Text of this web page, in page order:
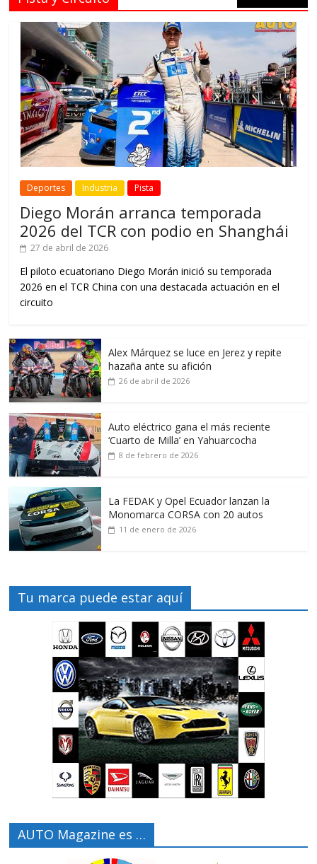
Deportes Industria Pista
Diego Morán arranca temporada
2026 del TCR con podio en Shanghái
27 de abril de 2026
El piloto ecuatoriano Diego Morán inició su temporada
2026 en el TCR China con una destacada actuación en el
circuito
Alex Márquez se luce en Jerez y repite
hazaña ante su afición
26 de abril de 2026
Auto eléctrico gana el más reciente
‘Cuarto de Milla’ en Yahuarcocha
8 de febrero de 2026
La FEDAK y Opel Ecuador lanzan la
Monomarca CORSA con 20 autos
11 de enero de 2026
Tu marca puede estar aquí
AUTO Magazine es …